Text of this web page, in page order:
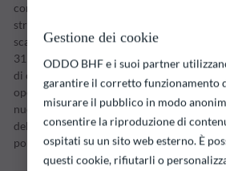
compresi i mercati emergenti. Il Fondo
strategia d'investimento in un periodo
scadenza è fissata dalla Società di gestione
31 dicembre 2026). La strategia non si
di obbligazioni; la Società di gestione potrà
operazioni tattiche in portafoglio, qualora
nuove opportunità di mercato o venga
del rischio di insolvenza a termine di uno
portafoglio.
Gestione dei cookie
ODDO BHF e i suoi partner
garantire il corretto funzionamento
misurare il pubblico in modo
consentire la riproduzione di
ospitati su un sito web esterno. È
questi cookie, rifiutarli o